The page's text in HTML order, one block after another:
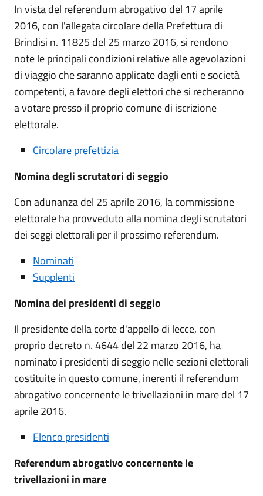
In vista del referendum abrogativo del 17 aprile
2016, con l'allegata circolare della Prefettura di
Brindisi n. 11825 del 25 marzo 2016, si rendono
note le principali condizioni relative alle agevolazioni
di viaggio che saranno applicate dagli enti e società
competenti, a favore degli elettori che si recheranno
a votare presso il proprio comune di iscrizione
elettorale.
Circolare prefettizia
Nomina degli scrutatori di seggio
Con adunanza del 25 aprile 2016, la commissione
elettorale ha provveduto alla nomina degli scrutatori
dei seggi elettorali per il prossimo referendum.
Nominati
Supplenti
Nomina dei presidenti di seggio
Il presidente della corte d'appello di lecce, con
proprio decreto n. 4644 del 22 marzo 2016, ha
nominato i presidenti di seggio nelle sezioni elettorali
costituite in questo comune, inerenti il referendum
abrogativo concernente le trivellazioni in mare del 17
aprile 2016.
Elenco presidenti
Referendum abrogativo concernente le
trivellazioni in mare